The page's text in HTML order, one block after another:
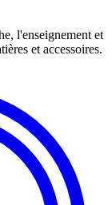
l'enseignement et
et accessoires.